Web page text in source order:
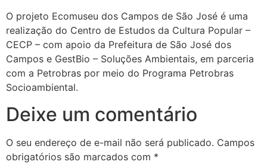
O projeto Ecomuseu dos Campos de São José é uma
realização do Centro de Estudos da Cultura Popular –
CECP – com apoio da Prefeitura de São José dos
Campos e GestBio – Soluções Ambientais, em parceria
com a Petrobras por meio do Programa Petrobras
Socioambiental.
Deixe um comentário
O seu endereço de e-mail não será publicado. Campos
obrigatórios são marcados com *